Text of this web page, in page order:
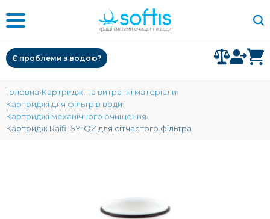
Є проблеми з водою?
Головна Картриджі та витратні матеріали
Картриджі для фільтрів води
Картриджі механічного очищення
Картридж Raifil SY-QZ для сітчастого фільтра